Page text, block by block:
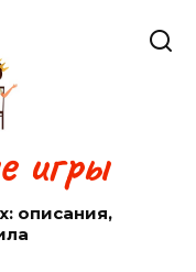
игры
описания,